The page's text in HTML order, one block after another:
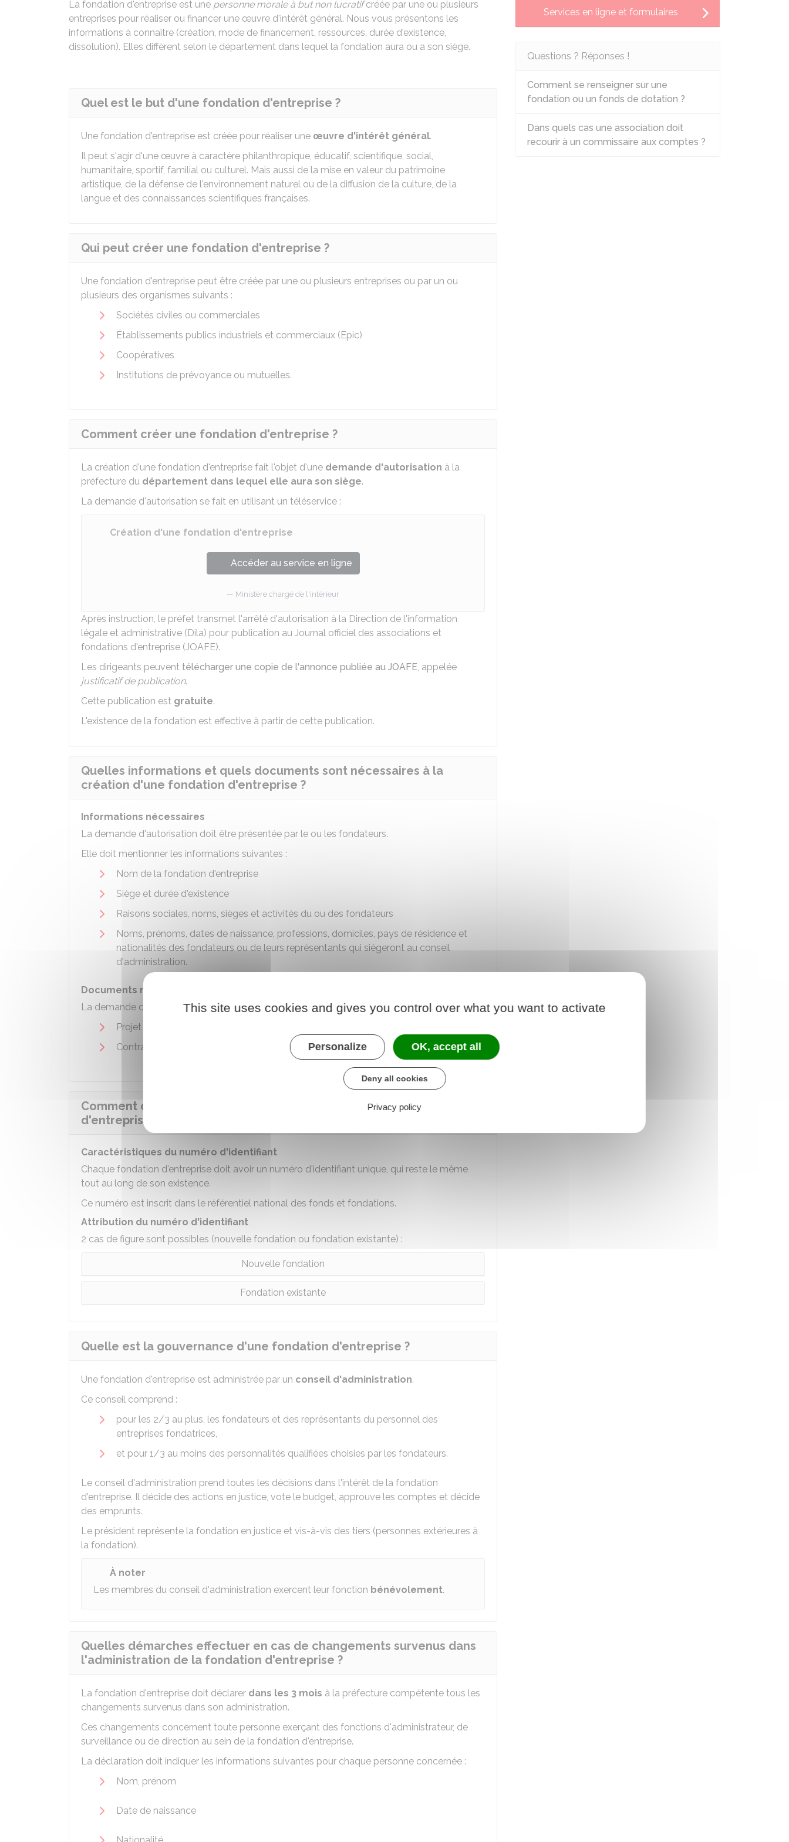
La fondation d'entreprise est une personne morale à but non lucratifcréée par une ou plusieurs
entreprises pour réaliser ou financer une œuvre d'intérêt général. Nous vous présentons les
informations à connaître (création, mode de financement, ressources, durée d'existence,
dissolution). Elles diffèrent selon le département dans lequel la fondation aura ou a son siège.
Quel est le but d'une fondation d'entreprise ?
Une fondation d'entreprise est créée pour réaliser une œuvre d'intérêt général.
Il peut s'agir d'une œuvre à caractère philanthropique, éducatif, scientifique, social,
humanitaire, sportif, familial ou culturel. Mais aussi de la mise en valeur du patrimoine
artistique, de la défense de l'environnement naturel ou de la diffusion de la culture, de la
langue et des connaissances scientifiques françaises.
Qui peut créer une fondation d'entreprise ?
Une fondation d'entreprise peut être créée par une ou plusieurs entreprises ou par un ou
plusieurs des organismes suivants :
Sociétés civiles ou commerciales
Établissements publics industriels et commerciaux (Epic)
Coopératives
Institutions de prévoyance ou mutuelles.
Comment créer une fondation d'entreprise ?
La création d'une fondation d'entreprise fait l'objet d'une demande d'autorisation à la
préfecture du département dans lequel elle aura son siège.
La demande d'autorisation se fait en utilisant un téléservice :
Création d'une fondation d'entreprise
Accéder au service en ligne
Ministère chargé de l'intérieur
Après instruction, le préfet transmet l'arrêté d'autorisation à la Direction de l'information
légale et administrative (Dila) pour publication au Journal officiel des associations et
fondations d'entreprise (JOAFE).
Les dirigeants peuvent télécharger une copie de l'annonce publiée au JOAFE, appelée
justificatif de publication.
Cette publication est gratuite.
L'existence de la fondation est effective à partir de cette publication.
Quelles informations et quels documents sont nécessaires à la
création d'une fondation d'entreprise ?
Informations nécessaires
La demande d'autorisation doit être présentée par le ou les fondateurs.
Elle doit mentionner les informations suivantes :
Nom de la fondation d'entreprise
Siège et durée d'existence
Raisons sociales, noms, sièges et activités du ou des fondateurs
Noms, prénoms, dates de naissance, professions, domiciles, pays de résidence et
nationalités des fondateurs ou de leurs représentants qui siégeront au conseil
d'administration.
Documents nécessaires
La demande d'autorisation doit être accompagnée des documents suivants :
Projet de statuts de la fondation
Contrat(s) de
Comment obtenir un numéro d'identifiant pour une fondation
d'entreprise ?
Caractéristiques du numéro d'identifiant
Chaque fondation d'entreprise doit avoir un numéro d'identifiant unique, qui reste le même
tout au long de son existence.
Ce numéro est inscrit dans le référentiel national des fonds et fondations.
Attribution du numéro d'identifiant
2 cas de figure sont possibles (nouvelle fondation ou fondation existante) :
Nouvelle fondation
Fondation existante
Quelle est la gouvernance d'une fondation d'entreprise ?
Une fondation d'entreprise est administrée par un conseil d'administration.
Ce conseil comprend :
pour les 2/3 au plus, les fondateurs et des représentants du personnel des
entreprises fondatrices,
et pour 1/3 au moins des personnalités qualifiées choisies par les fondateurs.
Le conseil d'administration prend toutes les décisions dans l'intérêt de la fondation
d'entreprise. Il décide des actions en justice, vote le budget, approuve les comptes et décide
des emprunts.
Le président représente la fondation en justice et vis-à-vis des tiers (personnes extérieures à
la fondation).
À noter
Les membres du conseil d'administration exercent leur fonction bénévolement.
Quelles démarches effectuer en cas de changements survenus dans
l'administration de la fondation d'entreprise ?
La fondation d'entreprise doit déclarer dans les 3 mois à la préfecture compétente tous les
changements survenus dans son administration.
Ces changements concernent toute personne exerçant des fonctions d'administrateur, de
surveillance ou de direction au sein de la fondation d'entreprise.
La déclaration doit indiquer les informations suivantes pour chaque personne concernée :
Nom, prénom
Date de naissance
Services en ligne et formulaires
Questions ? Réponses !
Comment se renseigner sur une
fondation ou un fonds de dotation ?
Dans quels cas une association doit
recourir à un commissaire aux comptes ?
This site uses cookies and gives you control over what you want to activate
Personalize OK, accept all
Deny all cookies
Privacy policy